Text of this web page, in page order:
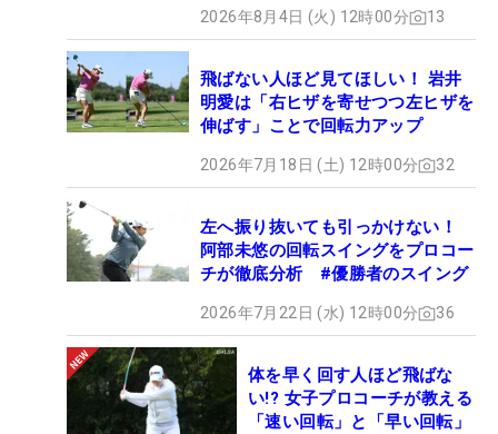
2026年8月4日 (火) 12時00分 13
飛ばない人ほど見てほしい！ 岩井
明愛は「右ヒザを寄せつつ左ヒザを
伸ばす」ことで回転力アップ
2026年7月18日 (土) 12時00分 32
左へ振り抜いても引っかけない！
阿部未悠の回転スイングをプロコー
チが徹底分析 #優勝者のスイング
2026年7月22日 (水) 12時00分 36
体を早く回す人ほど飛ばな
い!? 女子プロコーチが教える
「速い回転」と「早い回転」